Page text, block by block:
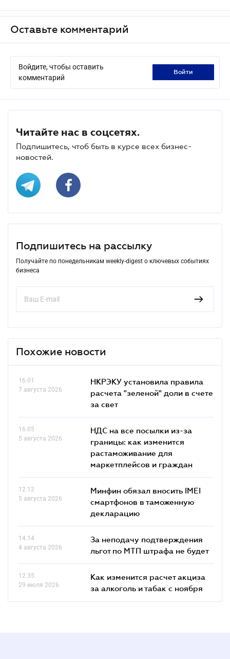
Оставьте комментарий
Войдите, чтобы оставить
комментарий
войти
Читайте нас в соцсетях.
Подпишитесь, чтоб быть в курсе всех бизнес-
новостей.
Подпишитесь на рассылку
Получайте по понедельникам weekly-digest о ключевых событиях
бизнеса
Похожие новости
16.01
7 августа 2026
НКРЭКУ установила правила
расчета "зеленой" доли в счете
за свет
16.05
5 августа 2026
НДС на все посылки из-за
границы: как изменится
растаможивание для
маркетплейсов и граждан
12.12
5 августа 2026
Минфин обязал вносить IMEI
смартфонов в таможенную
декларацию
14.14
4 августа 2026
За неподачу подтверждения
льгот по МТП штрафа не будет
12.35
29 июля 2026
Как изменится расчет акциза
за алкоголь и табак с ноября